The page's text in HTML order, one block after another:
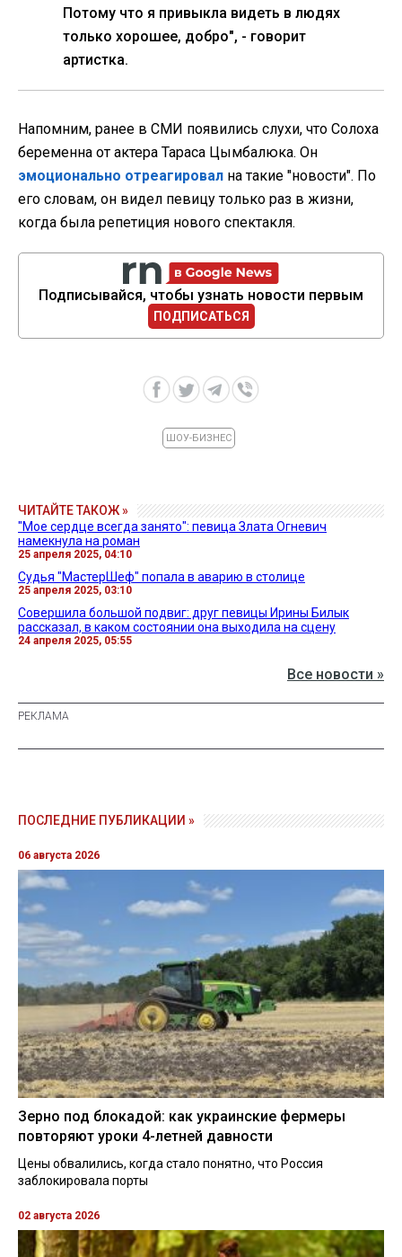
Потому что я привыкла видеть в людях
только хорошее, добро", - говорит
артистка.
Напомним, ранее в СМИ появились слухи, что Солоха
беременна от актера Тараса Цымбалюка. Он
эмоционально отреагировал на такие "новости". По
его словам, он видел певицу только раз в жизни,
когда была репетиция нового спектакля.
Подписывайся, чтобы узнать новости первым
ПОДПИСАТЬСЯ
ШОУ-БИЗНЕС
ЧИТАЙТЕ ТАКОЖ »
"Мое сердце всегда занято": певица Злата Огневич
намекнула на роман
25 апреля 2025, 04:10
Судья "МастерШеф" попала в аварию в столице
25 апреля 2025, 03:10
Совершила большой подвиг: друг певицы Ирины Билык
рассказал, в каком состоянии она выходила на сцену
24 апреля 2025, 05:55
Все новости »
ПОСЛЕДНИЕ ПУБЛИКАЦИИ »
06 августа 2026
Зерно под блокадой: как украинские фермеры
повторяют уроки 4-летней давности
Цены обвалились, когда стало понятно, что Россия
заблокировала порты
02 августа 2026